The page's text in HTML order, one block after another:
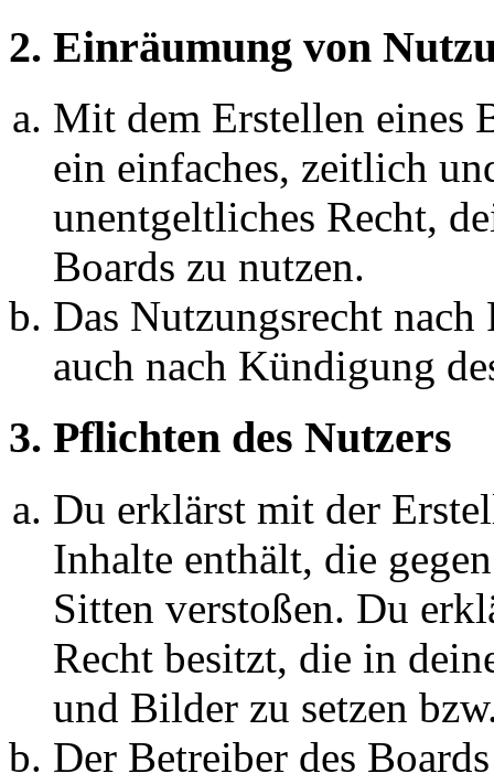
2. Einräumung von
Mit dem Erstellen eines
ein einfaches, zeitlich
unentgeltliches Recht,
Boards zu nutzen.
Das Nutzungsrecht
auch nach Kündigung
3. Pflichten des Nutzers
Du erklärst mit der
Inhalte enthält, die
Sitten verstoßen. Du
Recht besitzt, die in
und Bilder zu setzen
Der Betreiber des